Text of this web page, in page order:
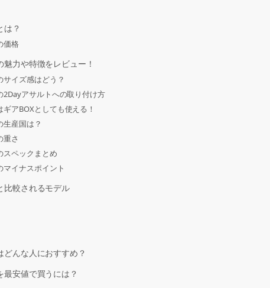
は？
価格
力や特徴をレビュー！
サイズ感はどう？
2Dayアサルトへの取り付け方
アBOXとしても使える！
生産国は？
重さ
スペックまとめ
マイナスポイント
比較されるモデル
んな人におすすめ？
最安値で買うには？